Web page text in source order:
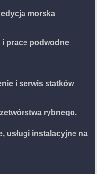
morska
i prace podwodne
i serwis statków
rybnego.
usługi instalacyjne na